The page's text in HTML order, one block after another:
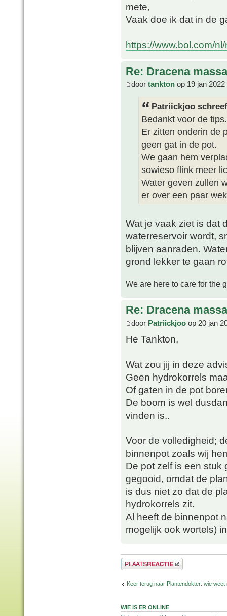
mete,
Vaak doe ik dat in de
https://www.bol.com/
Re: Dracena
door tankton op 19 jan 2022
Patriickjoo
Bedankt voor de tips.
Er zitten onderin de
geen gat in de pot.
We gaan hem
sowieso flink meer
Water geven zullen
er over een paar
Wat je vaak ziet is dat
waterreservoir wordt,
blijven aanraden.
grond lekker te gaan
We are here to care for the
Re: Dracena
door Patriickjoo op 20 jan
He Tankton,
Wat zou jij in deze
Geen hydrokorrels
Of gaten in de pot
De boom is wel
vinden is..
Voor de volledigheid;
binnenpot zoals wij
De pot zelf is een stuk
gegooid, omdat de
is dus niet zo dat de
hydrokorrels zit.
Al heeft de binnenpot
mogelijk ook wortels)
Plaats een reactie
Keer terug naar Plantendokter: wie weet
WIE IS ER ONLINE